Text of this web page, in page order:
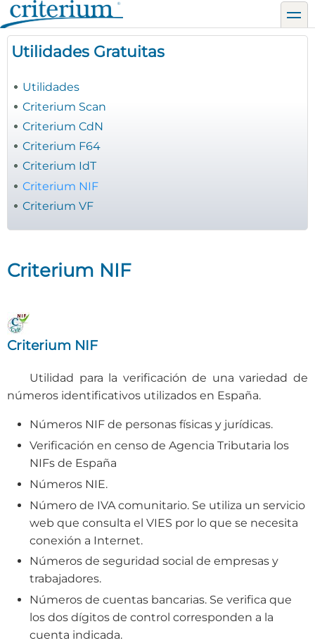
Pasar
al
contenido
principal
Utilidades Gratuitas
Utilidades
Criterium Scan
Criterium CdN
Criterium F64
Criterium IdT
Criterium NIF
Criterium VF
Criterium NIF
Criterium NIF
Utilidad para la verificación de una variedad de
números identificativos utilizados en España.
Números NIF de personas físicas y jurídicas.
Verificación en censo de Agencia Tributaria los
NIFs de España
Números NIE.
Número de IVA comunitario. Se utiliza un servicio
web que consulta el VIES por lo que se necesita
conexión a Internet.
Números de seguridad social de empresas y
trabajadores.
Números de cuentas bancarias. Se verifica que
los dos dígitos de control corresponden a la
cuenta indicada.